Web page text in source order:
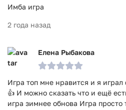
Имба игра
2 года назад
Елена Рыбакова
Игра топ мне нравится и я
👍 И можно сказать что и ещё
игра зимнее обнова Игра просто